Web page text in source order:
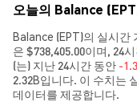
오늘의 Balance
Balance (EPT)의 실시간
은 $738,405.00이며, 24
(는) 지난 24시간 동안 -
2.32B입니다. 이 수치는
데이터를 제공합니다.